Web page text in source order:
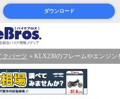
ダウンロード
クパーツ KLX230のフレームやエンジ